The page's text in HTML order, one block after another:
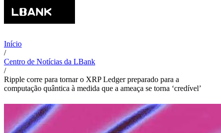
Início
/
Centro de Notícias da LBank
/
Ripple corre para tornar o XRP Ledger preparado para a
computação quântica à medida que a ameaça se torna ‘credível’